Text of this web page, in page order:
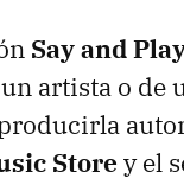
Say and
artista o de
Store y el